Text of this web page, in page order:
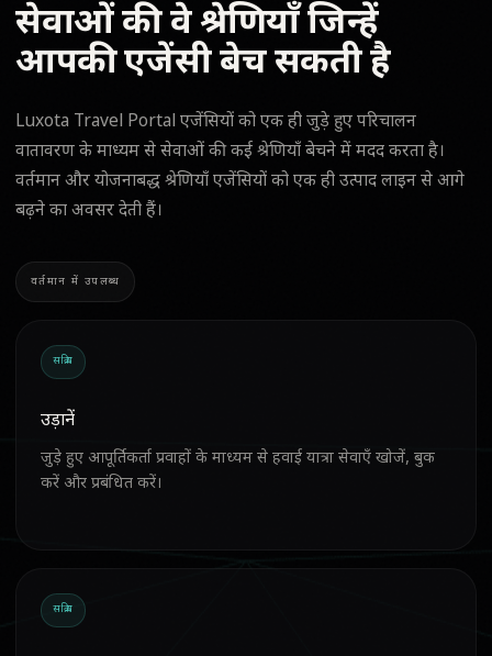
सेवाओं की वे श्रेणियाँ जिन्हें
आपकी एजेंसी बेच सकती है
Luxota Travel Portal एजेंसियों को एक ही जुड़े हुए परिचालन
वातावरण के माध्यम से सेवाओं की कई श्रेणियाँ बेचने में मदद करता है।
वर्तमान और योजनाबद्ध श्रेणियाँ एजेंसियों को एक ही उत्पाद लाइन से आगे
बढ़ने का अवसर देती हैं।
वर्तमान में उपलब्ध
सक्रिय
उड़ानें
जुड़े हुए आपूर्तिकर्ता प्रवाहों के माध्यम से हवाई यात्रा सेवाएँ खोजें, बुक
करें और प्रबंधित करें।
सक्रिय